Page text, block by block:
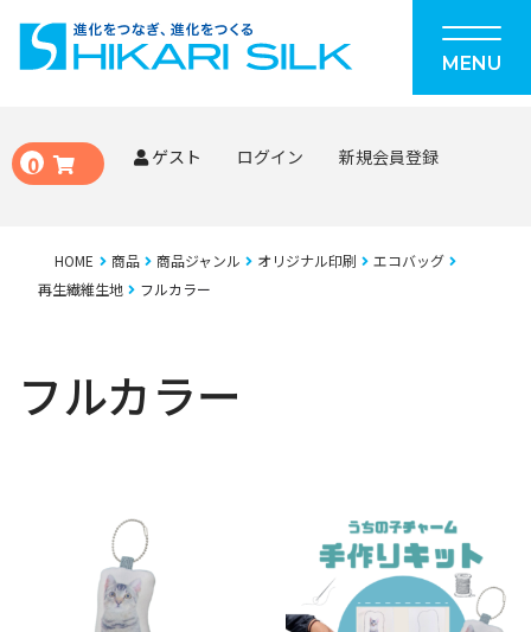
0 ゲスト ログイン 新規会員登録
HOME 商品 商品ジャンル オリジナル印刷
エコバッグ
再生繊維生地
フルカラー
フルカラー
MENU